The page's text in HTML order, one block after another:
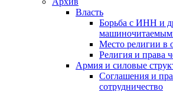
Власть
Борьба с ИНН и
Место религии в
Религия и права
Армия и силовые
Соглашения и
сотрудничество